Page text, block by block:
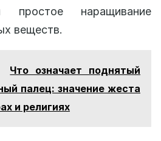
простое наращивание
веществ.
Что означает поднятый
палец: значение жеста
и религиях